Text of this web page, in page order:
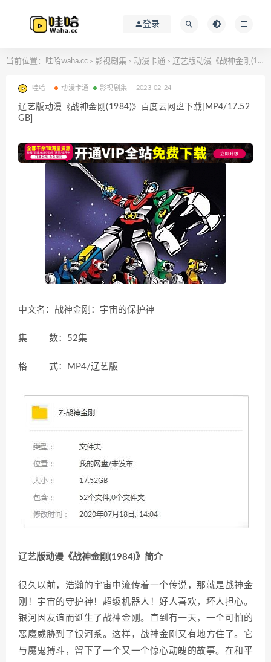
登录
当前位置： 哇哈waha.cc > 影视剧集 > 动漫卡通 > 辽艺版动漫《战神金刚(1984)》百度云网盘下载[MP4/17.52GB]
哇哈 动漫卡通 影视剧集 2023-02-24
辽艺版动漫《战神金刚(1984)》百度云网盘下载[MP4/17.52
GB]
中文名：战神金刚：宇宙的保护神
集 数：52集
格 式：MP4/辽艺版
辽艺版动漫《战神金刚(1984)》简介
很久以前，浩瀚的宇宙中流传着一个传说，那就是战神金
刚！宇宙的守护神！超级机器人！好人喜欢，坏人担心。
银河因友谊而诞生了战神金刚。直到有一天，一个可怕的
恶魔威胁到了银河系。这样，战神金刚又有地方住了。它
与魔鬼搏斗，留下了一个又一个惊心动魄的故事。在和平